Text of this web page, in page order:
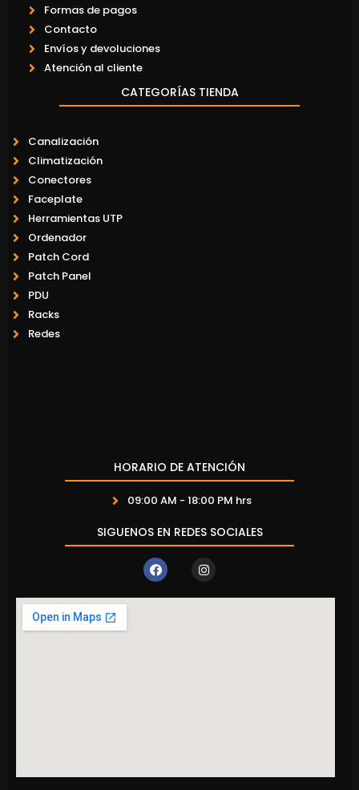
Formas de pagos
Contacto
Envíos y devoluciones
Atención al cliente
CATEGORÍAS TIENDA
Canalización
Climatización
Conectores
Faceplate
Herramientas UTP
Ordenador
Patch Cord
Patch Panel
PDU
Racks
Redes
HORARIO DE ATENCIÓN
09:00 AM - 18:00 PM hrs
SIGUENOS EN REDES SOCIALES